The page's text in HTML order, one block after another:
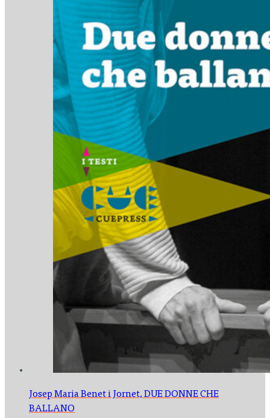
Josep Maria Benet i Jornet,DUE DONNE CHE
BALLANO